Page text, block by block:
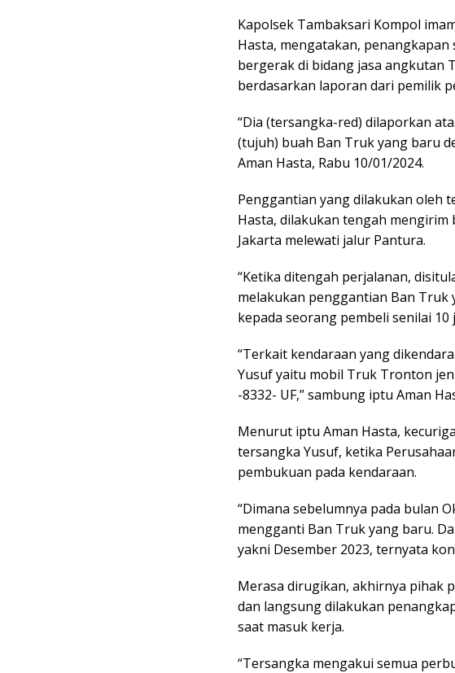
Kapolsek Tambaksari Kompol
Hasta, mengatakan,
bergerak di bidang jasa
berdasarkan laporan dari pemilik
“Dia (tersangka-red) dilaporkan
(tujuh) buah Ban Truk yang baru
Aman Hasta, Rabu 10/01/2024.
Penggantian yang dilakukan oleh
Hasta, dilakukan tengah mengirim
Jakarta melewati jalur Pantura.
“Ketika ditengah perjalanan,
melakukan penggantian Ban Truk
kepada seorang pembeli senilai
“Terkait kendaraan yang
Yusuf yaitu mobil Truk Tronton
-8332- UF,” sambung iptu Aman
Menurut iptu Aman Hasta,
tersangka Yusuf, ketika
pembukuan pada kendaraan.
“Dimana sebelumnya pada bulan
mengganti Ban Truk yang baru.
yakni Desember 2023, ternyata
Merasa dirugikan, akhirnya pihak
dan langsung dilakukan
saat masuk kerja.
“Tersangka mengakui semua